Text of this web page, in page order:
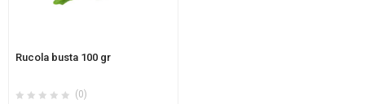
Rucola busta 100 gr
(0)